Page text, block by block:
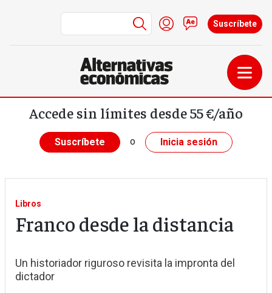
Pasar al contenido principal
Menú de cuenta de
Iniciar sesión
Contacto
Suscríbete
Accede sin límites desde 55 €/año
Suscríbete o Inicia sesión
Libros
Franco desde la distancia
Un historiador riguroso revisita la impronta del
dictador